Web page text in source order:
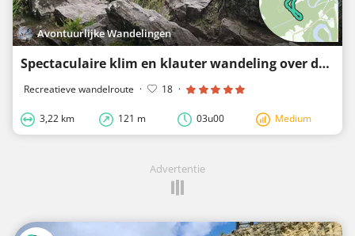
Avontuurlijke Wandelingen
Spectaculaire klim en klauter wandeling over de rotsen van Le Herou met afdaling langs ketting
Recreatieve wandelroute · 18 ·
3,22 km 121 m 03u00 Medium
Advertentie